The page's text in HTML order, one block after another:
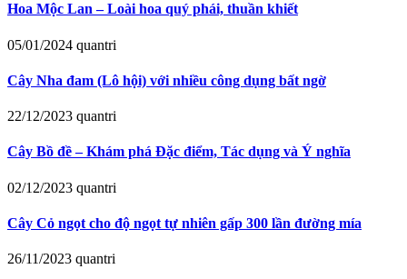
Hoa Mộc Lan – Loài hoa quý phái, thuần khiết
05/01/2024 quantri
Cây Nha đam (Lô hội) với nhiều công dụng bất ngờ
22/12/2023 quantri
Cây Bồ đề – Khám phá Đặc điểm, Tác dụng và Ý nghĩa
02/12/2023 quantri
Cây Cỏ ngọt cho độ ngọt tự nhiên gấp 300 lần đường mía
26/11/2023 quantri